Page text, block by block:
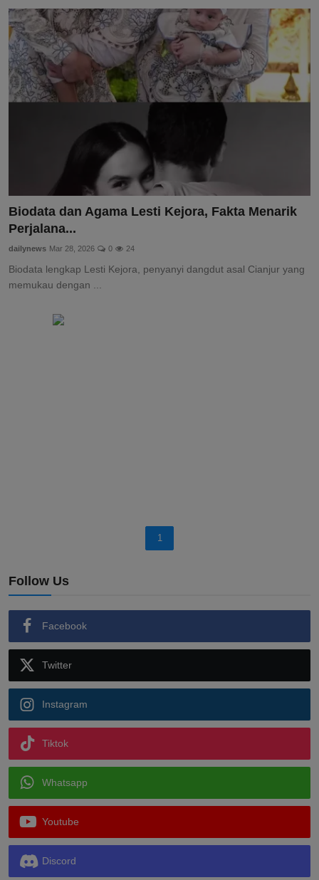
DMCA
Politik
Ekonomi
Kesehatan
Otomotif
Biodata dan Agama Lesti Kejora, Fakta Menarik
Perjalana...
dailynews Mar 28, 2026 0 24
Biodata lengkap Lesti Kejora, penyanyi dangdut asal Cianjur yang
memukau dengan ...
1
Follow Us
Facebook
Twitter
Instagram
Tiktok
Whatsapp
Youtube
Discord